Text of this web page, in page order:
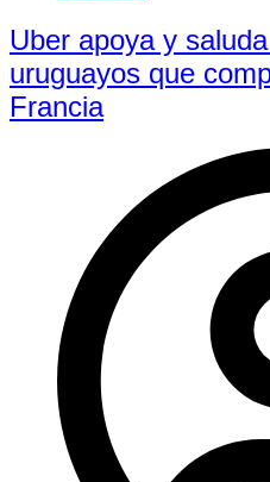
Uber apoya y
uruguayos que
Francia